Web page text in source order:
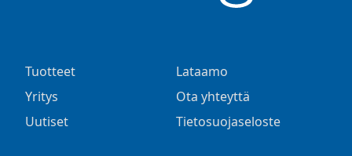
Tuotteet
Yritys
Uutiset
Lataamo
Ota yhteyttä
Tietosuojaseloste